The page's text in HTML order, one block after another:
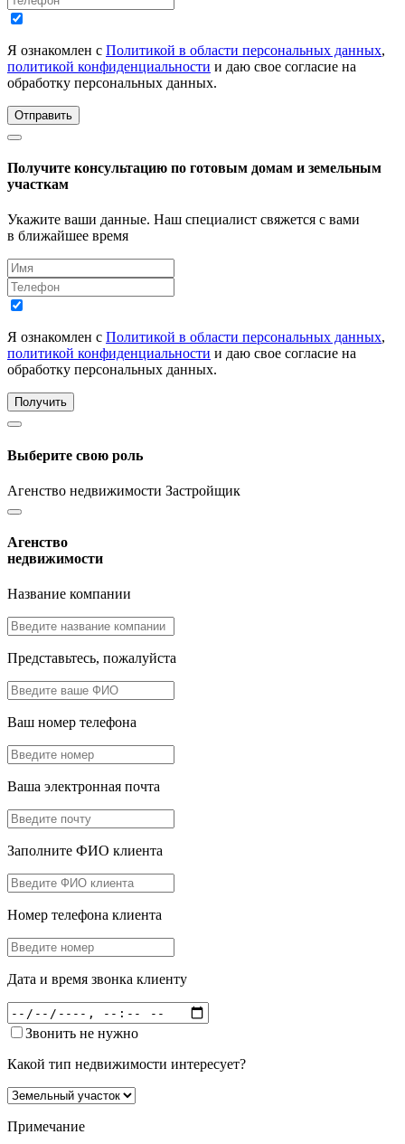
Я ознакомлен с Политикой в области персональных данных,
политикой конфиденциальности и даю свое согласие на
обработку персональных данных.
Отправить
Получите консультацию по готовым домам и земельным
участкам
Укажите ваши данные. Наш специалист свяжется с вами
в ближайшее время
Я ознакомлен с Политикой в области персональных данных,
политикой конфиденциальности и даю свое согласие на
обработку персональных данных.
Получить
Выберите свою роль
Агенство недвижимости Застройщик
Агенство
недвижимости
Название компании
Представьтесь, пожалуйста
Ваш номер телефона
Ваша электронная почта
Заполните ФИО клиента
Номер телефона клиента
Дата и время звонка клиенту
Звонить не нужно
Какой тип недвижимости интересует?
Примечание